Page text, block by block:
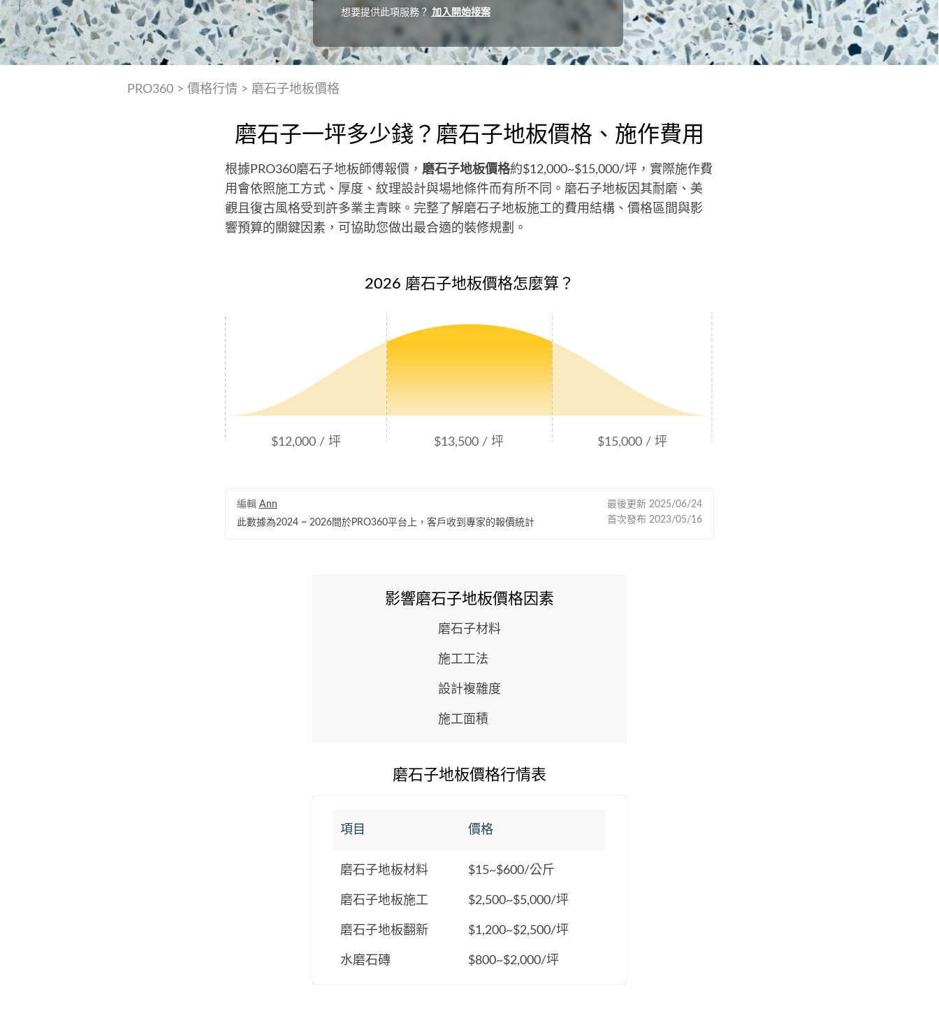
想要提供此項服務？ 加入開始接案
PRO360> 價格行情> 磨石子地板價格
磨石子一坪多少錢？磨石子地板價格、施作費用
根據PRO360磨石子地板師傅報價， 磨石子地板價格約$12,000~$15,000/坪，實際施作費
用會依照施工方式、厚度、紋理設計與場地條件而有所不同。磨石子地板因其耐磨、美
觀且復古風格受到許多業主青睞。完整了解磨石子地板施工的費用結構、價格區間與影
響預算的關鍵因素，可協助您做出最合適的裝修規劃。
2026 磨石子地板價格怎麼算？
$12,000 / 坪 $13,500 / 坪 $15,000 / 坪
編輯 Ann
此數據為2024 ~ 2026間於PRO360平台上，客戶收到專家的報價統計
最後更新 2025/06/24
首次發布 2023/05/16
影響磨石子地板價格因素
磨石子材料
施工工法
設計複雜度
施工面積
磨石子地板價格行情表
項目 價格
磨石子地板材料 $15~$600/公斤
磨石子地板施工 $2,500~$5,000/坪
磨石子地板翻新 $1,200~$2,500/坪
水磨石磚 $800~$2,000/坪